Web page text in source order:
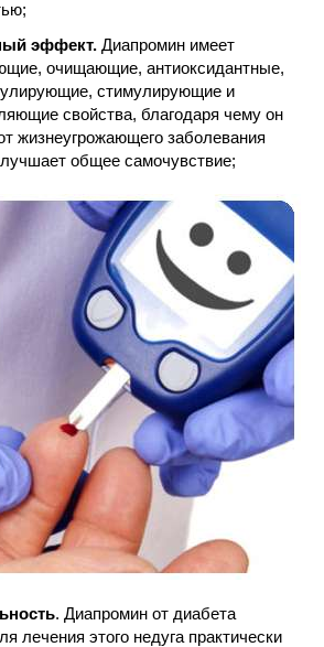
эффект. Диапромин имеет
очищающие, антиоксидантные,
стимулирующие и
свойства, благодаря чему он
жизнеугрожающего заболевания
общее самочувствие;
. Диапромин от диабета
лечения этого недуга практически